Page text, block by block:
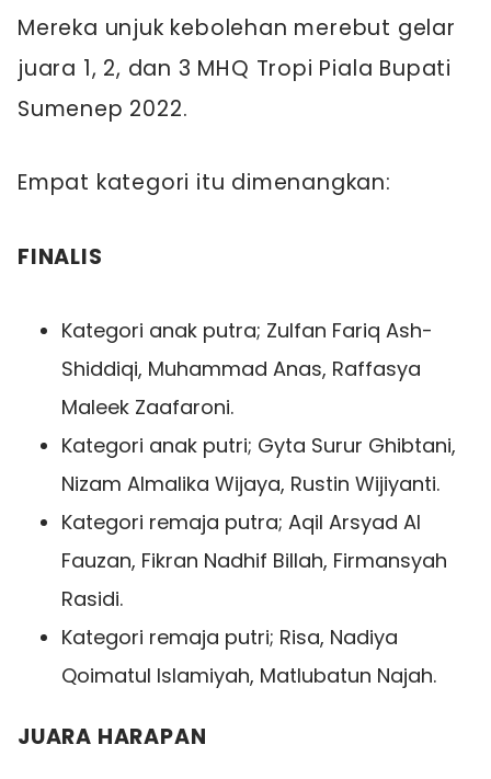
Mereka unjuk kebolehan merebut gelar
juara 1, 2, dan 3 MHQ Tropi Piala Bupati
Sumenep 2022.
Empat kategori itu dimenangkan:
FINALIS
Kategori anak putra; Zulfan Fariq Ash-
Shiddiqi, Muhammad Anas, Raffasya
Maleek Zaafaroni.
Kategori anak putri; Gyta Surur Ghibtani,
Nizam Almalika Wijaya, Rustin Wijiyanti.
Kategori remaja putra; Aqil Arsyad Al
Fauzan, Fikran Nadhif Billah, Firmansyah
Rasidi.
Kategori remaja putri; Risa, Nadiya
Qoimatul Islamiyah, Matlubatun Najah.
JUARA HARAPAN